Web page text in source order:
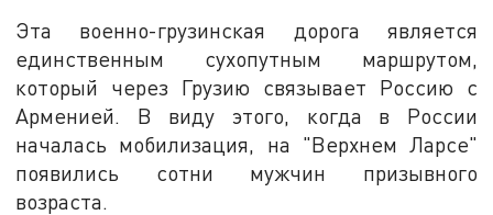
Эта военно-грузинская дорога является
единственным сухопутным маршрутом,
который через Грузию связывает Россию с
Арменией. В виду этого, когда в России
началась мобилизация, на "Верхнем Ларсе"
появились сотни мужчин призывного
возраста.